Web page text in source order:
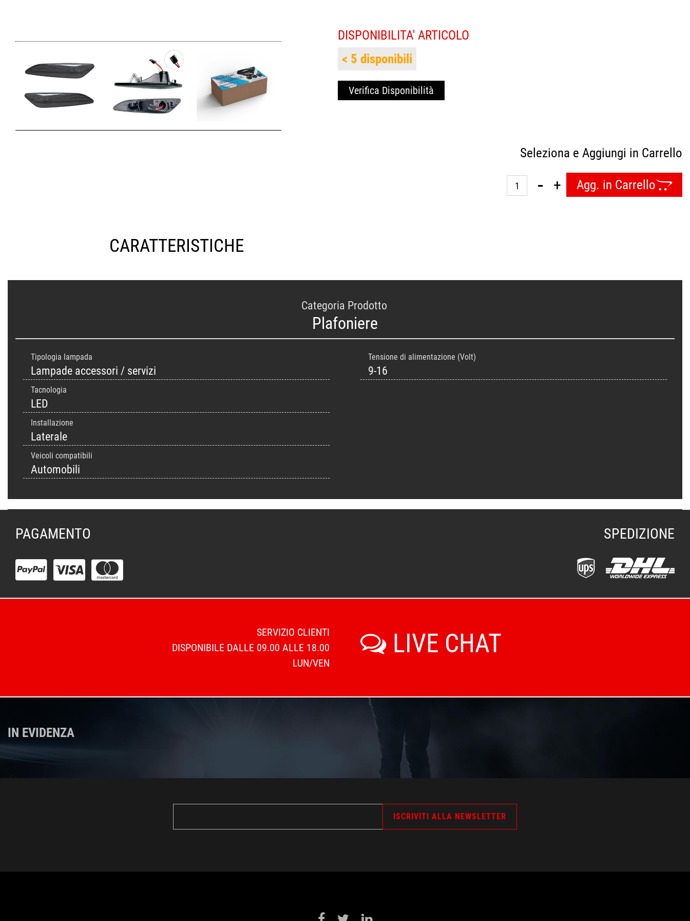
DISPONIBILITA' ARTICOLO
Verifica Disponibilità
< 5 disponibili
Seleziona e Aggiungi in Carrello
Quantità
Agg. in Carrello
CARATTERISTICHE
Categoria Prodotto
Plafoniere
Tipologia lampada
Lampade accessori / servizi
Tacnologia
LED
Installazione
Laterale
Veicoli compatibili
Automobili
Tensione di alimentazione (Volt)
9-16
PAGAMENTO SPEDIZIONE
SERVIZIO CLIENTI
DISPONIBILE DALLE 09.00 ALLE 18.00
LUN/VEN
LIVE CHAT
IN EVIDENZA
Facebook Twitter